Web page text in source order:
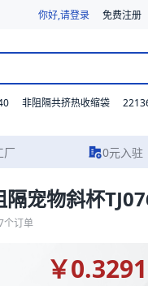
你好,请登录 免费注册
非阻隔共挤热收缩袋
厂 0元入驻
质、型号与功能的灵
隔宠物斜杯
个订单
￥0.3291